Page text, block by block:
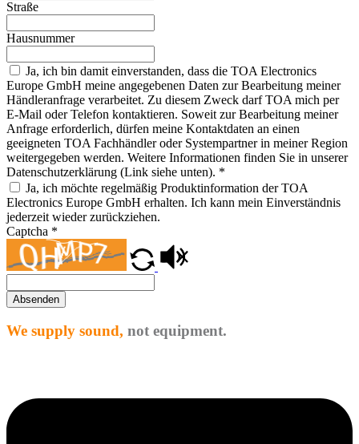
Straße
Hausnummer
Ja, ich bin damit einverstanden, dass die TOA Electronics
Europe GmbH meine angegebenen Daten zur Bearbeitung meiner
Händleranfrage verarbeitet. Zu diesem Zweck darf TOA mich per
E-Mail oder Telefon kontaktieren. Soweit zur Bearbeitung meiner
Anfrage erforderlich, dürfen meine Kontaktdaten an einen
geeigneten TOA Fachhändler oder Systempartner in meiner Region
weitergegeben werden. Weitere Informationen finden Sie in unserer
Datenschutzerklärung (Link siehe unten). *
Ja, ich möchte regelmäßig Produktinformation der TOA
Electronics Europe GmbH erhalten. Ich kann mein Einverständnis
jederzeit wieder zurückziehen.
Captcha *
Absenden
We supply sound, not equipment.